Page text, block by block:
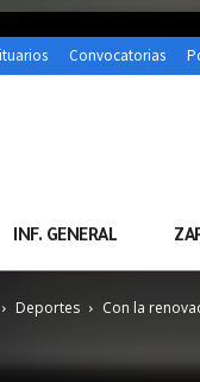
Convocatorias
INF. GENERAL
Deportes Con la